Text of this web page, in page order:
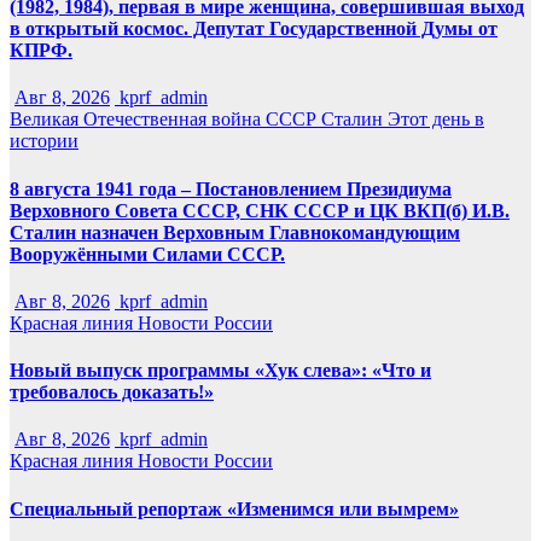
(1982, 1984), первая в мире женщина, совершившая выход
в открытый космос. Депутат Государственной Думы от
КПРФ.
Авг 8, 2026 kprf_admin
Великая Отечественная война СССР Сталин Этот день в
истории
8 августа 1941 года – Постановлением Президиума
Верховного Совета СССР, СНК СССР и ЦК ВКП(б) И.В.
Сталин назначен Верховным Главнокомандующим
Вооружёнными Силами СССР.
Авг 8, 2026 kprf_admin
Красная линия Новости России
Новый выпуск программы «Хук слева»: «Что и
требовалось доказать!»
Авг 8, 2026 kprf_admin
Красная линия Новости России
Специальный репортаж «Изменимся или вымрем»